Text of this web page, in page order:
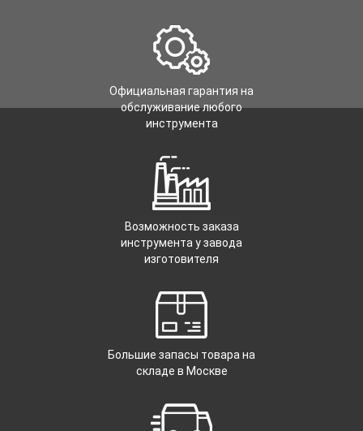
Официальная гарантия на
обслуживание любого
инструмента
Возможность заказа
инструмента у завода
изготовителя
Большие запасы товара на
складе в Москве